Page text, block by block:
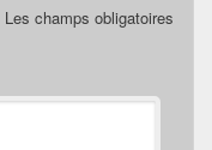
Les champs obligatoires